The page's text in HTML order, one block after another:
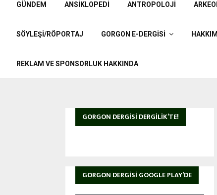
GÜNDEM ANSIKLOPEDI ANTROPOLOJI
SÖYLEŞI/RÖPORTAJ GORGON E-DERGISI
REKLAM VE SPONSORLUK HAKKINDA
GORGON DERGISI DERGILIK’TE!
GORGON DERGISI GOOGLE PLAY’DE